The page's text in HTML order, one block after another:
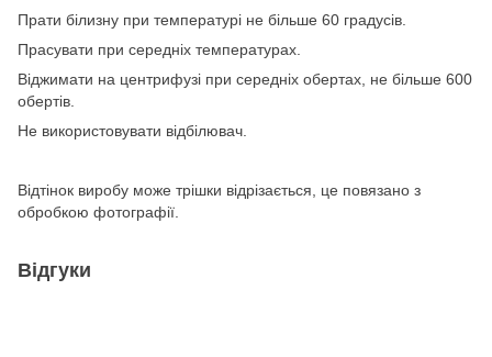
Прати білизну при температурі не більше 60 градусів.
Прасувати при середніх температурах.
Віджимати на центрифузі при середніх обертах, не більше 600
обертів.
Не використовувати відбілювач.
Відтінок виробу може трішки відрізається, це повязано з
обробкою фотографії.
Відгуки